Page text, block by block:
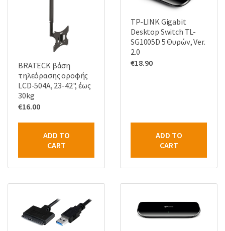
BRATECK βάση
τηλεόρασης οροφής
LCD-504A, 23-42", έως
30kg
€16.00
ADD TO
CART
TP-LINK Gigabit
Desktop Switch TL-
SG1005D 5 Θυρών, Ver.
2.0
€18.90
ADD TO
CART